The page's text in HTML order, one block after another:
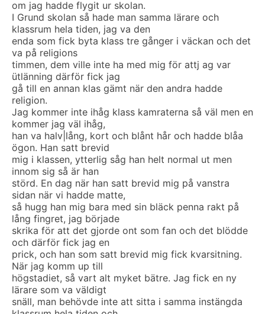
om jag hadde flygit ur skolan.
I Grund skolan så hade man samma lärare och
klassrum hela tiden, jag va den
enda som fick byta klass tre gånger i väckan och det
va på religions
timmen, dem ville inte ha med mig för attj ag var
ütlänning därför fick jag
gå till en annan klas gämt när den andra hadde
religion.
Jag kommer inte ihåg klass kamraterna så väl men en
kommer jag väl ihåg,
han va halv|lång, kort och blånt hår och hadde blåa
ögon. Han satt brevid
mig i klassen, ytterlig såg han helt normal ut men
innom sig så är han
störd. En dag när han satt brevid mig på vanstra
sidan när vi hadde matte,
så hugg han mig bara med sin bläck penna rakt på
lång fingret, jag började
skrika för att det gjorde ont som fan och det blödde
och därför fick jag en
prick, och han som satt brevid mig fick kvarsitning.
När jag komm up till
högstadiet, så vart alt myket bätre. Jag fick en ny
lärare som va väldigt
snäll, man behövde inte att sitta i samma instängda